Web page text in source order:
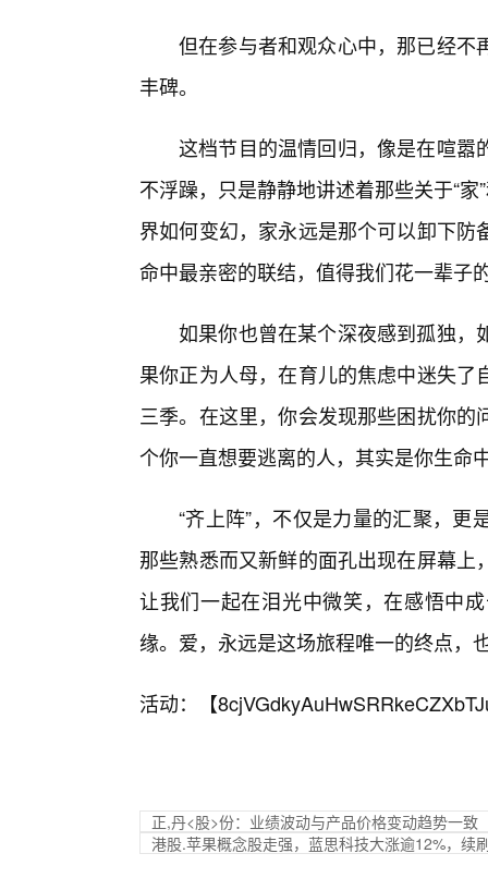
但在参与者和观众心中，那已经不
丰碑。
这档节目的温情回归，像是在喧嚣
不浮躁，只是静静地讲述着那些关于“
界如何变幻，家永远是那个可以卸下
命中最亲密的联结，值得我们花一辈子
如果你也曾在某个深夜感到孤独，
果你正为人母，在育儿的焦虑中迷失
三季。在这里，你会发现那些困扰你
个你一直想要逃离的人，其实是你生命
“齐上阵”，不仅是力量的汇聚，
那些熟悉而又新鲜的面孔出现在屏幕
让我们一起在泪光中微笑，在感悟中
缘。爱，永远是这场旅程唯一的终点，
活动：【
正,丹<股>份：业绩波动与产品价格变动趋势一致
港股.苹果概念股走强，蓝思科技大涨逾12%，续